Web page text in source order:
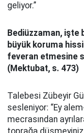
geliyor.”
Bediüzzaman, işte
büyük koruma
feveran etmesine
(Mektubat, s. 473)
Talebesi Zübeyir
sesleniyor: “Ey
mecrasından
toprağa